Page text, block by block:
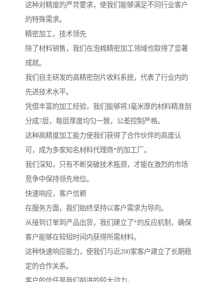
这种对精度的严苛要求，使我们能够满足不同行业客户
的特殊需求。
精密加工，技术领先
除了材料销售，我们在泡棉精密加工领域也取得了显著
成就。
我们自主研发的高精密剖片收料系统，代表了行业内的
先进技术水平。
凭借丰富的加工经验，我们能够将3毫米厚的材料精准剖
分成7层，每层厚度均匀一致，公差控制严格。
这种高精度加工能力使我们获得了合作伙伴的高度认
可，成为多家知名材料代理商*的加工厂。
我们深知，只有不断突破技术瓶颈，才能在激烈的市场
竞争中保持领先地位。
快速响应，客户信赖
在服务方面，我们始终坚持以客户需求为导向。
从接到订单到产品出货，我们建立了*的反应机制，确保
客户能够在较短时间内获得所需材料。
这种快速响应能力，使我们与近200家客户建立了长期稳
定的合作关系。